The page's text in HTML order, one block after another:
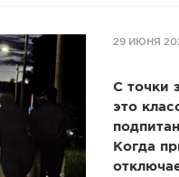
29 ИЮНЯ
С точки
это
Когда